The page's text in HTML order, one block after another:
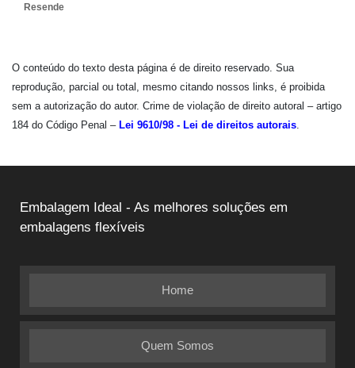
Resende
O conteúdo do texto desta página é de direito reservado. Sua
reprodução, parcial ou total, mesmo citando nossos links, é proibida
sem a autorização do autor. Crime de violação de direito autoral – artigo
184 do Código Penal – Lei 9610/98 - Lei de direitos autorais
Embalagem Ideal - As melhores soluções em
embalagens flexíveis
Home
Quem Somos